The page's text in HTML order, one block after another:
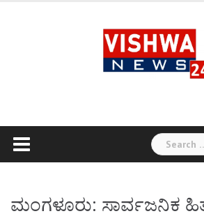
Search
for:
ಮಂಗಳೂರು: ಸಾರ್ವಜನಿಕ